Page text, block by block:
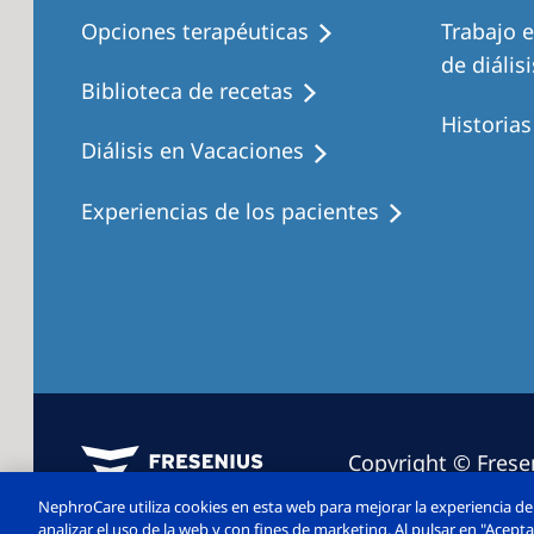
Opciones terapéuticas
Biblioteca de recetas
Diálisis en Vacaciones
Experiencias de los pacientes
Trabajo
de
Copyright ©
2026. Todos los
NephroCare utiliza cookies en esta web para mejorar la experiencia
analizar el uso de la web y con fines de marketing. Al pulsar en